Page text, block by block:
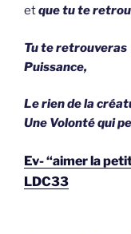
etque tu te
Tu te retrouveras
Puissance,
Le rien de la
Une Volonté qui
Ev- “aimer la
LDC33